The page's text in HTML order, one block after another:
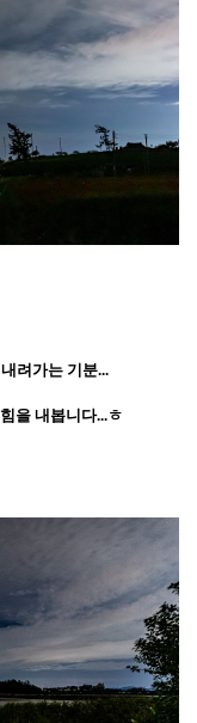
려가는 기분...
을 내봅니다...ㅎ